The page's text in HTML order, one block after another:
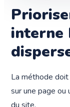
interne
La méthode
sur une page ou